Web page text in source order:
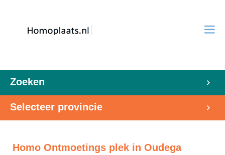
Zoeken
Selecteer provincie
Homo Ontmoetings plek in Oudega